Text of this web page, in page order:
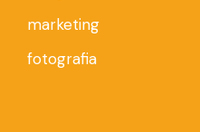
marketing
fotografia